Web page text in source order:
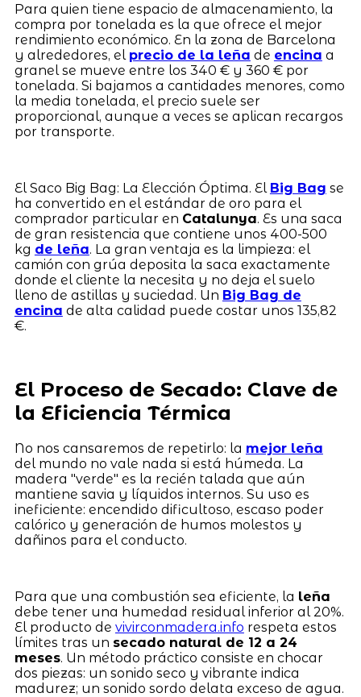
Para quien tiene espacio de almacenamiento, la
compra por tonelada es la que ofrece el mejor
rendimiento económico. En la zona de Barcelona
y alrededores, el precio de la leña de encina a
granel se mueve entre los 340 € y 360 € por
tonelada. Si bajamos a cantidades menores, como
la media tonelada, el precio suele ser
proporcional, aunque a veces se aplican recargos
por transporte.
El Saco Big Bag: La Elección Óptima. El Big Bag se
ha convertido en el estándar de oro para el
comprador particular en Catalunya. Es una saca
de gran resistencia que contiene unos 400-500
kg de leña. La gran ventaja es la limpieza: el
camión con grúa deposita la saca exactamente
donde el cliente la necesita y no deja el suelo
lleno de astillas y suciedad. Un Big Bag de
encina de alta calidad puede costar unos 135,82
€.
El Proceso de Secado: Clave de
la Eficiencia Térmica
No nos cansaremos de repetirlo: la mejor leña
del mundo no vale nada si está húmeda. La
madera "verde" es la recién talada que aún
mantiene savia y líquidos internos. Su uso es
ineficiente: encendido dificultoso, escaso poder
calórico y generación de humos molestos y
dañinos para el conducto.
Para que una combustión sea eficiente, la leña
debe tener una humedad residual inferior al 20%.
El producto de vivirconmadera.info respeta estos
límites tras un secado natural de 12 a 24
meses. Un método práctico consiste en chocar
dos piezas: un sonido seco y vibrante indica
madurez; un sonido sordo delata exceso de agua.